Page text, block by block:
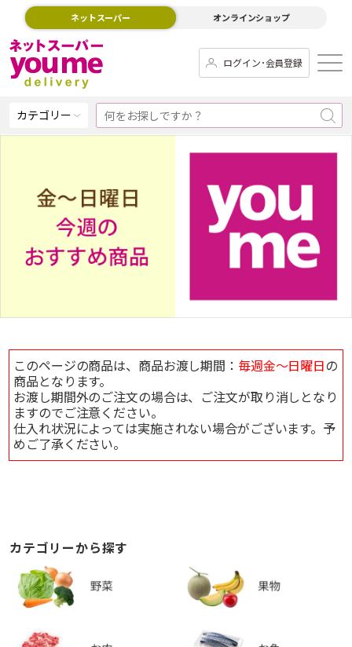
ネットスーパー オンラインショップ
ログイン･会員登録
カテゴリー
このページの商品は、商品お渡し期間： 毎週金～日曜日の
商品となります。
お渡し期間外のご注文の場合は、ご注文が取り消しとなり
ますのでご注意ください。
仕入れ状況によっては実施されない場合がございます。予
めご了承ください。
カテゴリーから探す